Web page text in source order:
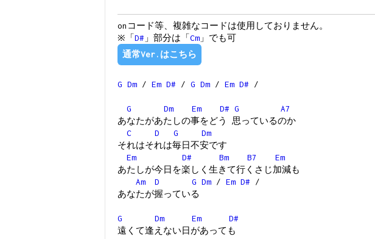
onコード等、複雑なコードは使用しておりません。
※「 D# 」部分は「 Cm 」でも可
通常Ver.はこちら
G Dm / Em D# / G Dm / Em D# /
G Dm Em D# G
A7
あなたがあたしの事をどう 思っているのか
C
D G
Dm
それはそれは毎日不安です
Em
D# Bm B7
Em
あたしが今日を楽しく生きて行くさじ加減も
Am
D G Dm / Em D# /
あなたが握っている
G Dm Em
D#
遠くて逢えない日があっても